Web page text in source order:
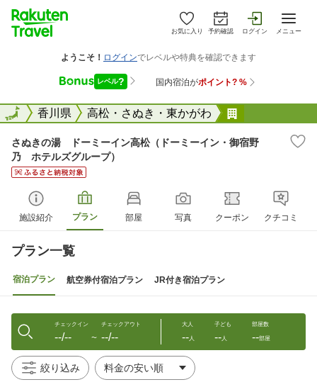
お気に入り 予約確認 ログイン メニュー
全国香川県 高松・さぬき・東かがわ
全国
さぬきの湯 ドーミーイン高松（ドーミーイン・御宿野
乃 ホテルズグループ）
施設紹介 プラン 部屋 写真 クーポン クチコミ
プラン一覧
宿泊プラン 航空券付宿泊プラン JR付き宿泊プラン
チェックイン
--/-- 〜
チェックアウト
--/--
大人
--人
子ども
--人
部屋数
--部屋
絞り込み